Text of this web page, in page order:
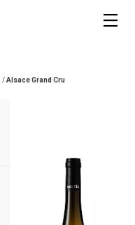
/Alsace Grand Cru